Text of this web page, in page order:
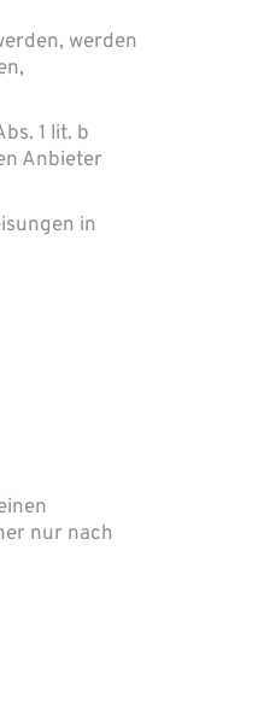
werden
1 lit. b
Anbieter
in
nur nach